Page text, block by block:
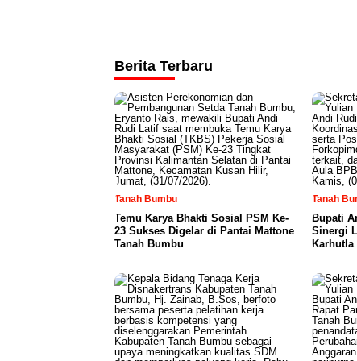
Berita Terbaru
Tanah Bumbu
Temu Karya Bhakti Sosial PSM Ke-
23 Sukses Digelar di Pantai Mattone
Tanah Bumbu
Tanah
Bupati
Sinergi
Karhutla